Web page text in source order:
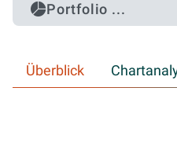
Portfolio ...
Überblick